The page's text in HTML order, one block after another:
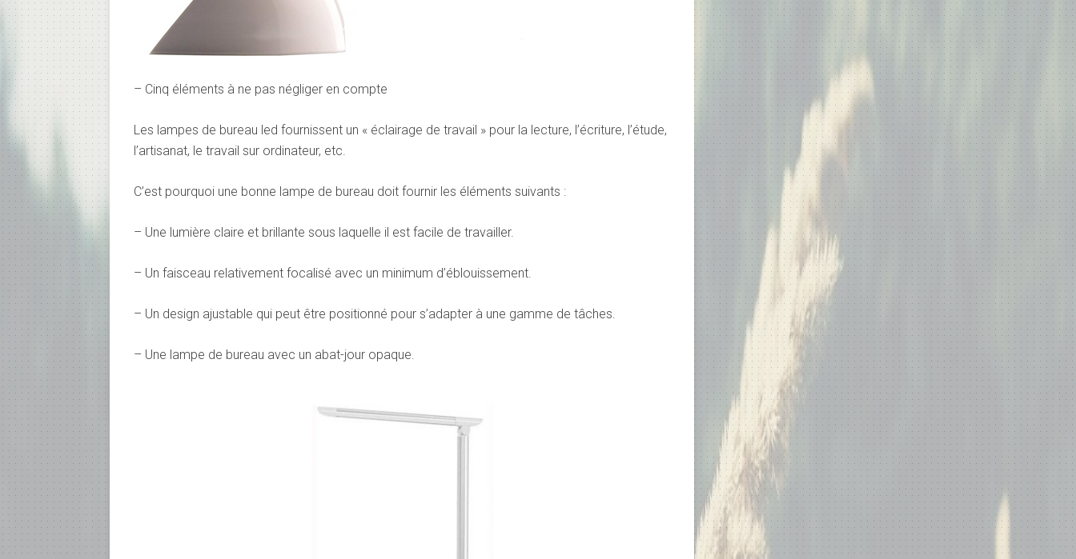
– Cinq éléments à ne pas négliger en compte
Les lampes de bureau led fournissent un « éclairage de travail » pour la lecture, l’écriture, l’étude,
l’artisanat, le travail sur ordinateur, etc.
C’est pourquoi une bonne lampe de bureau doit fournir les éléments suivants :
– Une lumière claire et brillante sous laquelle il est facile de travailler.
– Un faisceau relativement focalisé avec un minimum d’éblouissement.
– Un design ajustable qui peut être positionné pour s’adapter à une gamme de tâches.
– Une lampe de bureau avec un abat-jour opaque.